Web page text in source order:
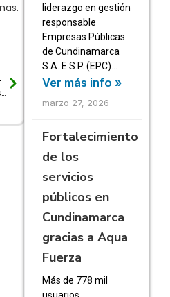
Empresas Públicas de Cundinamarca S.A. E.S.P. atiende la citación de la Asamblea
Next
liderazgo en gestión
responsable
Empresas Públicas
de Cundinamarca
S.A. E.S.P. (EPC)…
Ver más info »
marzo 27, 2026
Fortalecimiento
de los
servicios
públicos en
Cundinamarca
gracias a Aqua
Fuerza
Más de 778 mil